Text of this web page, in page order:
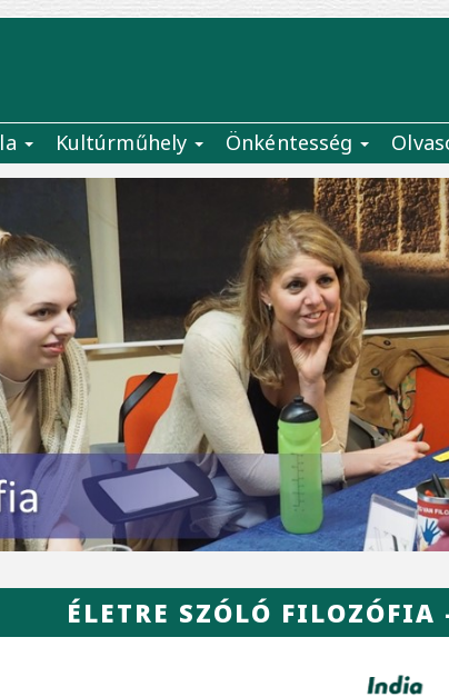
Kultúrműhely Önkéntesség
ÉLETRE SZÓLÓ